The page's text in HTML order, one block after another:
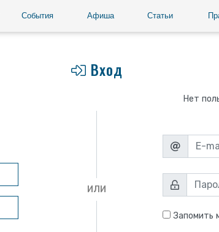
События Афиша Статьи
Вход
ИЛИ
Нет
Запомить